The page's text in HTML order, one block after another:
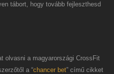
tábort, hogy tovább fejleszthesd
olvasni a magyarországi CrossFit
a “chancer bet” című cikket